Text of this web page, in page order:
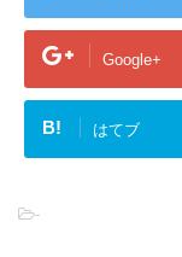
Google+
B! はてブ
-